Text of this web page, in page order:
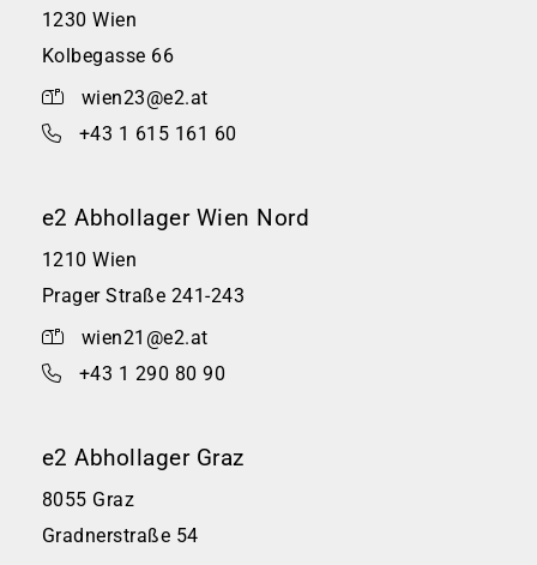
1230 Wien
Kolbegasse 66
wien23@e2.at
+43 1 615 161 60
e2 Abhollager Wien Nord
1210 Wien
Prager Straße 241-243
wien21@e2.at
+43 1 290 80 90
e2 Abhollager Graz
8055 Graz
Gradnerstraße 54